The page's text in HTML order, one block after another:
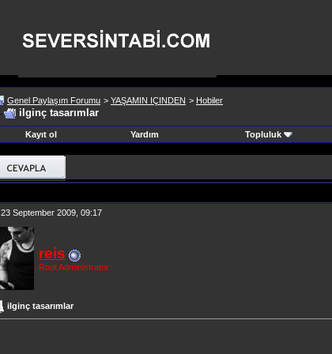
Genel Paylaşım Forumu > YAŞAMIN IÇINDEN > Hobiler
ilginç tasarımlar
Kayıt ol
Yardım Topluluk
23 September 2009, 09:17
reis
Root Administrator
ilginç tasarımlar